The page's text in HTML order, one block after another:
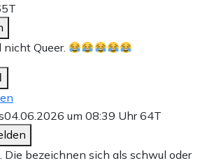
Queer.
04.06.2026 um 08:39 Uhr64T
Die bezeichnen sich als schwul oder